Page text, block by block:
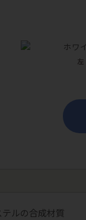
左
ルの合成材質